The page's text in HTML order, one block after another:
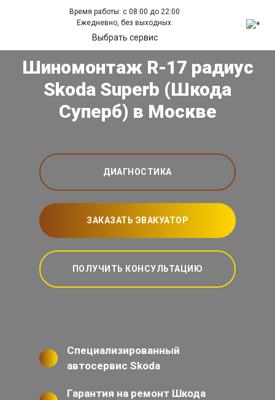
Время работы: с 08:00 до 22:00
Ежедневно, без выходных.
Выбрать сервис
Шиномонтаж R-17 радиус
Skoda Superb (Шкода
Суперб) в Москве
ДИАГНОСТИКА
ЗАКАЗАТЬ ЭВАКУАТОР
ПОЛУЧИТЬ КОНСУЛЬТАЦИЮ
Специализированный
автосервис Skoda
Гарантия на ремонт Шкода